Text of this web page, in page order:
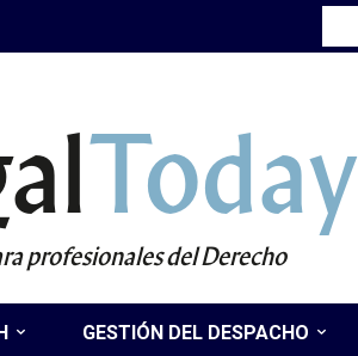
Today
profesionales del Derecho
GESTIÓN DEL DESPACHO